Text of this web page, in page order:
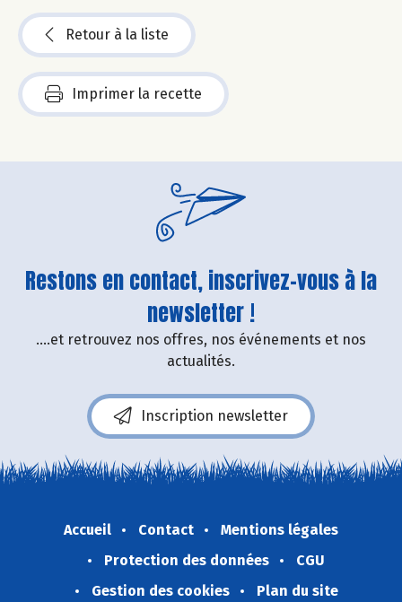
Retour à la liste
Imprimer la recette
Restons en contact, inscrivez-vous à la
newsletter !
....et retrouvez nos offres, nos événements et nos
actualités.
Inscription newsletter
Accueil Contact
Mentions légales
Protection des données
CGU
Gestion des cookies
Plan du site